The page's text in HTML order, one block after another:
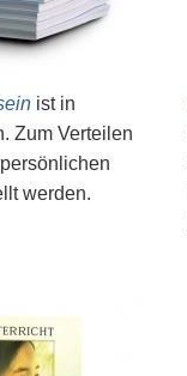
ist in
Zum Verteilen
werden.